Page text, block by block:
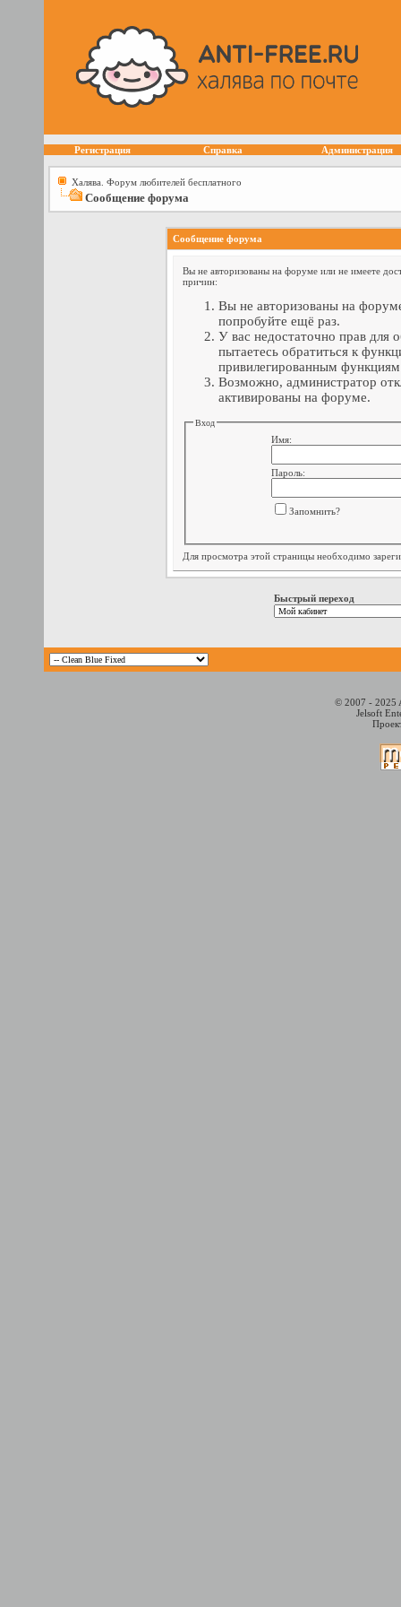
Регистрация Справка Администрация
Халява. Форум любителей бесплатного
Сообщение форума
Сообщение форума
Вы не авторизованы на форуме или не имеете
причин:
Вы не авторизованы на
попробуйте ещё раз.
У вас недостаточно прав для
пытаетесь обратиться к
привилегированным
Возможно, администратор
активированы на форуме.
Вход
Имя:
Пароль:
Запомнить?
Для просмотра этой страницы необходимо
Быстрый переход
© 2007 - 2025
Jelsoft